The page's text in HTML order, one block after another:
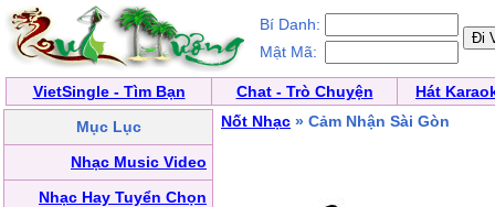
Bí Danh:
Mật Mã:
VietSingle - Tìm Bạn Chat - Trò Chuyện
Hát
Mục Lục
Nhạc Music Video
Nhạc Hay Tuyển Chọn
Nốt Nhạc » Cảm Nhận Sài Gòn